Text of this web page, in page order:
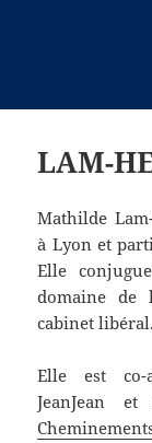
LAM-
Mathilde
à Lyon et
Elle
domaine de
cabinet libéral.
Elle est co-
JeanJean